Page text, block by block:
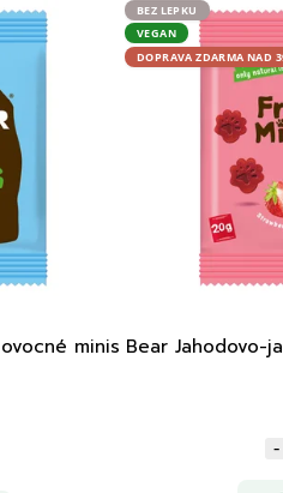
minis
BEZ LEPKU
VEGAN
DOPRAVA ZDARMA NAD
Bear Jahodovo-